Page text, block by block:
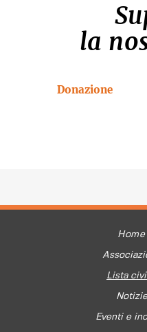
la
Donazione
Home
Lista
Notizie
Eventi e